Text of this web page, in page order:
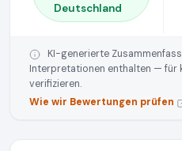
Deutschland
KI-generierte
Interpretationen enthalten — für
verifizieren.
Wie wir Bewertungen prüfen